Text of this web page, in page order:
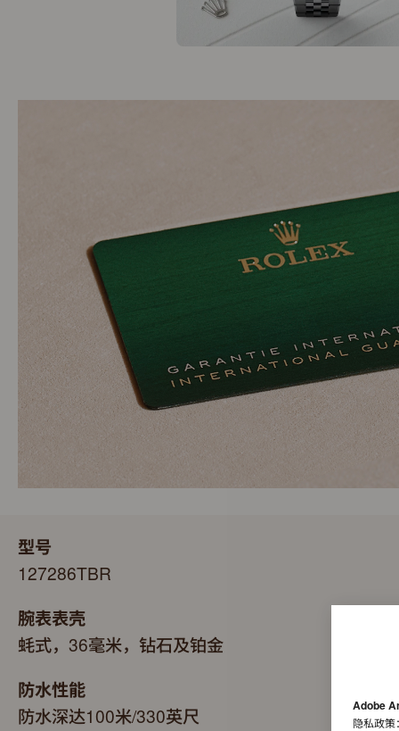
型号
127286TBR
腕表表壳
蚝式，36毫米，钻石及铂金
防水性能
防水深达100米/330英尺 Adobe
隐私政策